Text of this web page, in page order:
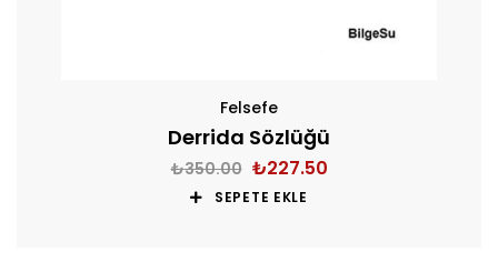
Felsefe
Derrida Sözlüğü
₺350.00 ₺227.50
SEPETE EKLE